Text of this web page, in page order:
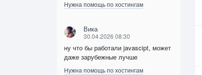
Нужна помощь по хостингам
Вика
30.04.2026 08:30
ну что бы работали javascipt, может
даже зарубежные лучше
Нужна помощь по хостингам